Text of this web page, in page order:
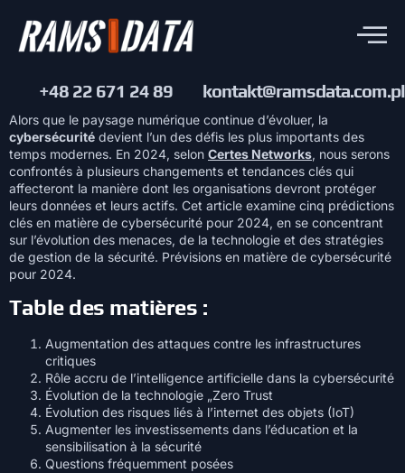
+48 22 671 24 89 kontakt@ramsdata.com.pl
Alors que le paysage numérique continue d’évoluer, la
cybersécurité devient l’un des défis les plus importants des
temps modernes. En 2024, selon Certes Networks, nous serons
confrontés à plusieurs changements et tendances clés qui
affecteront la manière dont les organisations devront protéger
leurs données et leurs actifs. Cet article examine cinq prédictions
clés en matière de cybersécurité pour 2024, en se concentrant
sur l’évolution des menaces, de la technologie et des stratégies
de gestion de la sécurité. Prévisions en matière de cybersécurité
pour 2024.
Table des matières :
Augmentation des attaques contre les infrastructures
critiques
Rôle accru de l’intelligence artificielle dans la cybersécurité
Évolution de la technologie „Zero Trust
Évolution des risques liés à l’internet des objets (IoT)
Augmenter les investissements dans l’éducation et la
sensibilisation à la sécurité
Questions fréquemment posées